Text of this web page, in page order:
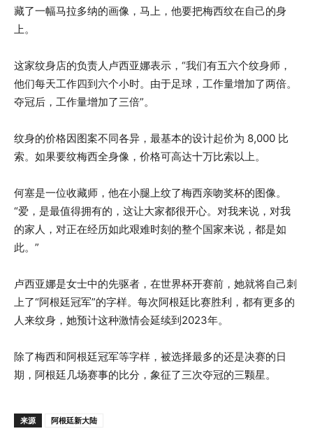
藏了一幅马拉多纳的画像，马上，他要把梅西纹在自己的身
上。
这家纹身店的负责人卢西亚娜表示，“我们有五六个纹身师，
他们每天工作四到六个小时。由于足球，工作量增加了两倍。
夺冠后，工作量增加了三倍”。
纹身的价格因图案不同各异，最基本的设计起价为 8,000 比
索。如果要纹梅西全身像，价格可高达十万比索以上。
何塞是一位收藏师，他在小腿上纹了梅西亲吻奖杯的图像。
“爱，是最值得拥有的，这让大家都很开心。对我来说，对我
的家人，对正在经历如此艰难时刻的整个国家来说，都是如
此。”
卢西亚娜是女士中的先驱者，在世界杯开赛前，她就将自己刺
上了“阿根廷冠军”的字样。每次阿根廷比赛胜利，都有更多的
人来纹身，她预计这种激情会延续到2023年。
除了梅西和阿根廷冠军等字样，被选择最多的还是决赛的日
期，阿根廷几场赛事的比分，象征了三次夺冠的三颗星。
来源 阿根廷新大陆